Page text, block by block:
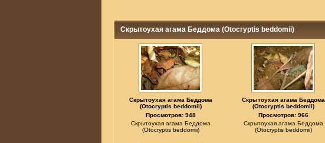
Скрытоухая агама Беддома (Otocryptis beddomii)
Скрытоухая агама Беддома
(Otocryptis beddomii)
Просмотров: 948
Скрытоухая агама Беддома
(Otocryptis beddomii)
Скрытоухая агама Беддома
(Otocryptis beddomii)
Просмотров: 966
Скрытоухая агама Беддома
(Otocryptis beddomii)